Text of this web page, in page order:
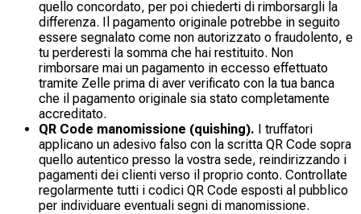
quello concordato, per poi chiederti di rimborsargli la
differenza. Il pagamento originale potrebbe in seguito
essere segnalato come non autorizzato o fraudolento, e
tu perderesti la somma che hai restituito. Non
rimborsare mai un pagamento in eccesso effettuato
tramite Zelle prima di aver verificato con la tua banca
che il pagamento originale sia stato completamente
accreditato.
QR Code manomissione (quishing). I truffatori
applicano un adesivo falso con la scritta QR Code sopra
quello autentico presso la vostra sede, reindirizzando i
pagamenti dei clienti verso il proprio conto. Controllate
regolarmente tutti i codici QR Code esposti al pubblico
per individuare eventuali segni di manomissione.